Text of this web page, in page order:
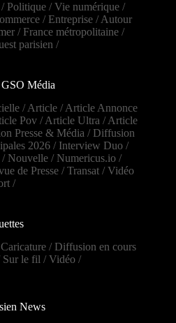
/ Politique /Vie numérique /
/ Entreprise/Autour
/ France métropolitaine/
parisien /
Média
/Article /Article Annonce
Pov/Article Ultra /Article
Presse & Média / Diffusion
2026 / Interview Duo /
/ Nouvelle / Numericus.io /
de Presse/Transat/Vidéo
/
Caricature/ Diffusion en cours
Sur le fil /Vidéo/
News